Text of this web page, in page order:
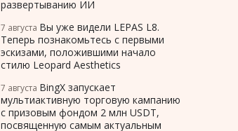
развертыванию ИИ
7 августа Вы уже видели LEPAS L8.
Теперь познакомьтесь с первыми
эскизами, положившими начало
стилю Leopard Aesthetics
7 августа BingX запускает
мультиактивную торговую кампанию
с призовым фондом 2 млн USDT,
посвященную самым актуальным